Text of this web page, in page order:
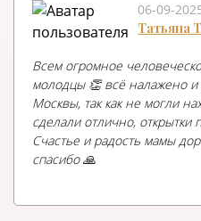
06-09-
Татьяна
Всем огромное
молодцы 👏 всё налажено и
Москвы, так как не могли
сделали отлично, открытки
Счастье и радость мамы
спасибо 🙏